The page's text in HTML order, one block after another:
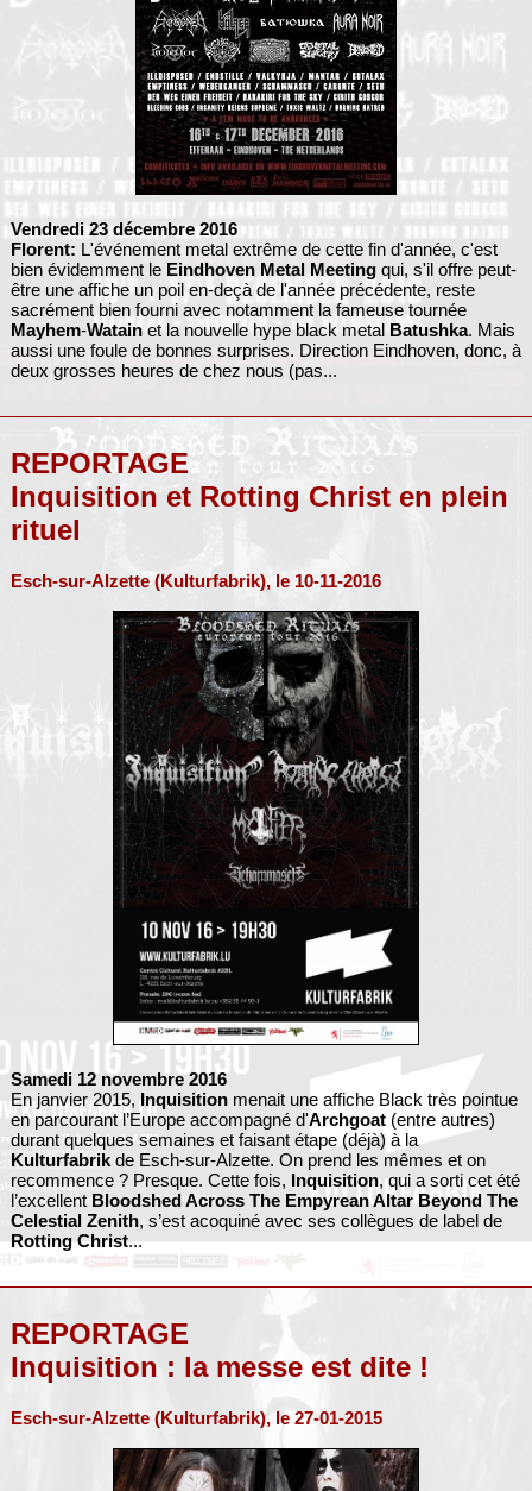
Vendredi 23 décembre 2016
Florent: L'événement metal extrême de cette fin d'année, c'est
bien évidemment le Eindhoven Metal Meetingqui, s'il offre peut-
être une affiche un poil en-deçà de l'année précédente, reste
sacrément bien fourni avec notamment la fameuse tournée
Mayhem-Watain et la nouvelle hype black metal Batushka. Mais
aussi une foule de bonnes surprises. Direction Eindhoven, donc, à
deux grosses heures de chez nous (pas...
REPORTAGE
Inquisition et Rotting Christ en plein
rituel
Esch-sur-Alzette (Kulturfabrik), le 10-11-2016
Samedi 12 novembre 2016
En janvier 2015, Inquisitionmenait une affiche Black très pointue
en parcourant l’Europe accompagné d'Archgoat(entre autres)
durant quelques semaines et faisant étape (déjà) à la
Kulturfabrikde Esch-sur-Alzette. On prend les mêmes et on
recommence ? Presque. Cette fois, Inquisition, qui a sorti cet été
l’excellent Bloodshed Across The Empyrean Altar Beyond The
Celestial Zenith, s’est acoquiné avec ses collègues de label de
Rotting Christ...
REPORTAGE
Inquisition : la messe est dite !
Esch-sur-Alzette (Kulturfabrik), le 27-01-2015